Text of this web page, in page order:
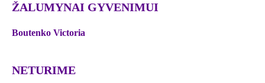
ŽALUMYNAI GYVENIMUI
Boutenko Victoria
NETURIME